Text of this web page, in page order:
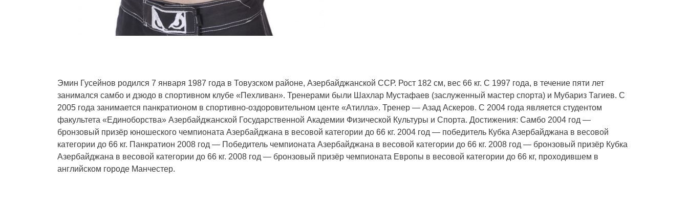
Эмин Гусейнов родился 7 января 1987 года в Товузском районе, Азербайджанской ССР. Рост 182 см, вес 66 кг. С 1997 года, в течение пяти лет
занимался самбо и дзюдо в спортивном клубе «Пехливан». Тренерами были Шахлар Мустафаев (заслуженный мастер спорта) и Мубариз Тагиев. С
2005 года занимается панкратионом в спортивно-оздоровительном центе «Атилла». Тренер — Азад Аскеров. С 2004 года является студентом
факультета «Единоборства» Азербайджанской Государственной Академии Физической Культуры и Спорта. Достижения: Самбо 2004 год —
бронзовый призёр юношеского чемпионата Азербайджана в весовой категории до 66 кг. 2004 год — победитель Кубка Азербайджана в весовой
категории до 66 кг. Панкратион 2008 год — Победитель чемпионата Азербайджана в весовой категории до 66 кг. 2008 год — бронзовый призёр Кубка
Азербайджана в весовой категории до 66 кг. 2008 год — бронзовый призёр чемпионата Европы в весовой категории до 66 кг, проходившем в
английском городе Манчестер.